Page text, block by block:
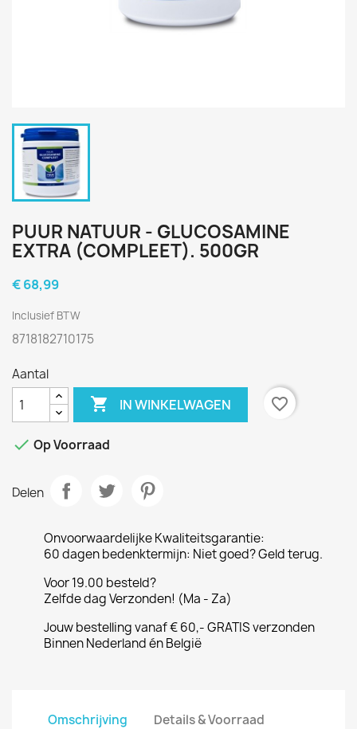
PUUR NATUUR - GLUCOSAMINE
EXTRA (COMPLEET). 500GR
€ 68,99
Inclusief BTW
8718182710175
Aantal
 IN WINKELWAGEN favorite_border
 Op Voorraad
Delen
Onvoorwaardelijke Kwaliteitsgarantie:
60 dagen bedenktermijn: Niet goed? Geld terug.
Voor 19.00 besteld?
Zelfde dag Verzonden! (Ma - Za)
Jouw bestelling vanaf € 60,- GRATIS verzonden
Binnen Nederland én België
Omschrijving Details & Voorraad